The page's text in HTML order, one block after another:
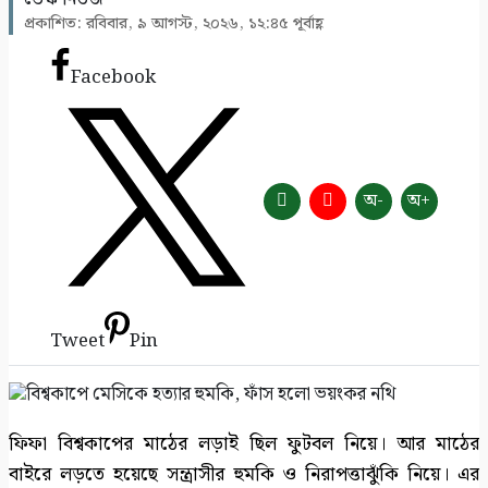
ঈদে কত খরচ করলেন? সব হিসাব চাইতে পারে
এনবিআর
অনিমেষকে জিম্মি করে জলদস্যু ডন বাহিনী, ৩
জলদস্যু আটক
সাতক্ষীরায় ৪৭তম জাতীয় বিজ্ঞান ও প্রযুক্তি সপ্তাহ
উদ্বোধন
সাতক্ষীরায় গহনা ছিনতাইকালে দুর্বৃত্তের ইটের আঘাতে
নারী নিহত
প্রকাশিত: রবিবার, ৯ আগস্ট, ২০২৬, ১২:৪৫ পূর্বাহ্ণ
Facebook
Tweet Pin
অ- অ+
ফিফা বিশ্বকাপের মাঠের লড়াই ছিল ফুটবল নিয়ে। আর মাঠের
বাইরে লড়তে হয়েছে সন্ত্রাসীর হুমকি ও নিরাপত্তাঝুঁকি নিয়ে। এর